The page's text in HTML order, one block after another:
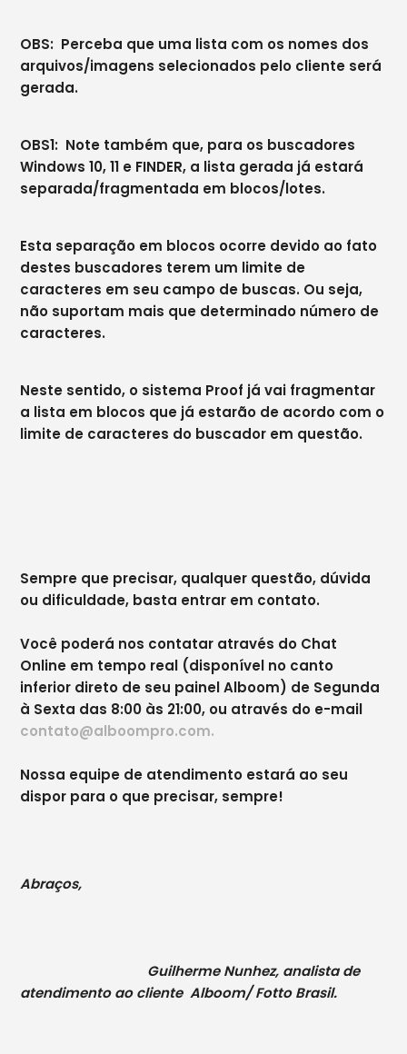
OBS: Perceba que uma lista com os nomes dos
arquivos/imagens selecionados pelo cliente será
gerada.
OBS1: Note também que, para os buscadores
Windows 10, 11 e FINDER, a lista gerada já estará
separada/fragmentada em blocos/lotes.
Esta separação em blocos ocorre devido ao fato
destes buscadores terem um limite de
caracteres em seu campo de buscas. Ou seja,
não suportam mais que determinado número de
caracteres.
Neste sentido, o sistema Proof já vai fragmentar
a lista em blocos que já estarão de acordo com o
limite de caracteres do buscador em questão.
Sempre que precisar, qualquer questão, dúvida
ou dificuldade, basta entrar em contato.
Você poderá nos contatar através do Chat
Online em tempo real (disponível no canto
inferior direto de seu painel Alboom) de Segunda
à Sexta das 8:00 às 21:00, ou através do e-mail
contato@alboompro.com.
Nossa equipe de atendimento estará ao seu
dispor para o que precisar, sempre!
Abraços,
Guilherme Nunhez, analista de
atendimento ao cliente Alboom/ Fotto Brasil.